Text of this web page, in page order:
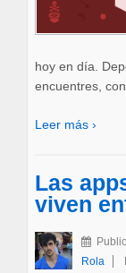
hoy en día.
encuentres,
Leer más ›
Las
viven
Rola